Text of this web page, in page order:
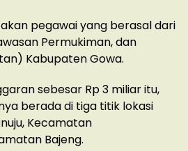
pegawai yang berasal dari
Permukiman, dan
Kabupaten Gowa.
sebesar Rp 3 miliar itu,
berada di tiga titik lokasi
Kecamatan
Bajeng.